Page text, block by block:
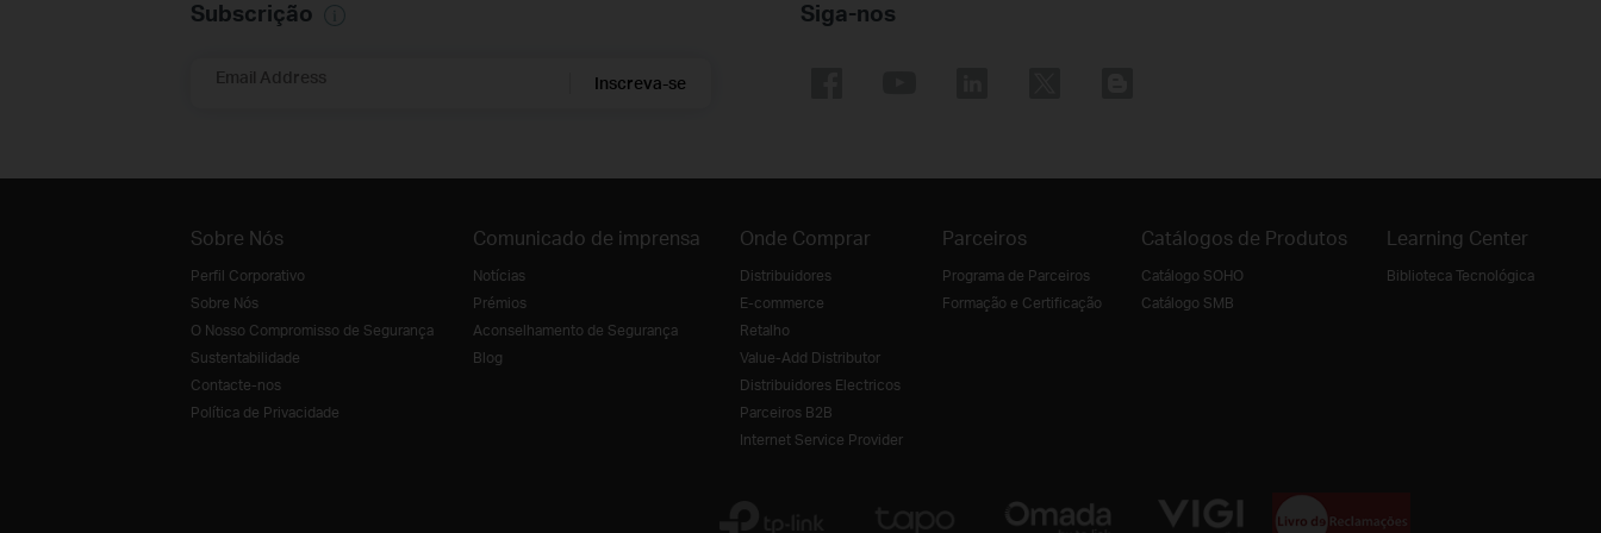
Subscrição
Email Address Inscreva-se
Siga-nos
Sobre Nós
Perfil Corporativo
Sobre Nós
O Nosso Compromisso de Segurança
Sustentabilidade
Contacte-nos
Política de Privacidade
Comunicado de imprensa
Notícias
Prémios
Aconselhamento de Segurança
Blog
Onde Comprar
Distribuidores
E-commerce
Retalho
Value-Add Distributor
Distribuidores Electricos
Parceiros B2B
Internet Service Provider
Parceiros
Programa de Parceiros
Formação e Certificação
Catálogos de Produtos
Catálogo SOHO
Catálogo SMB
Learning Center
Biblioteca Tecnológica